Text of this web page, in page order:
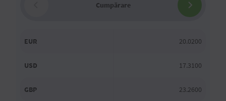
Cumpărare
EUR 20.0200
USD 17.3100
GBP 23.2600